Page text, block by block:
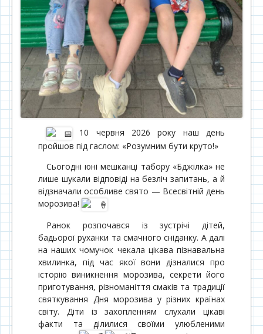
10 червня 2026 року наш день
пройшов під гаслом: «Розумним бути круто!»
Сьогодні юні мешканці табору «Бджілка» не
лише шукали відповіді на безліч запитань, а й
відзначали особливе свято — Всесвітній день
морозива!
Ранок розпочався із зустрічі дітей,
бадьорої руханки та смачного сніданку. А далі
на наших чомучок чекала цікава пізнавальна
хвилинка, під час якої вони дізналися про
історію виникнення морозива, секрети його
приготування, різноманіття смаків та традиції
святкування Дня морозива у різних країнах
світу. Діти із захопленням слухали цікаві
факти та ділилися своїми улюбленими